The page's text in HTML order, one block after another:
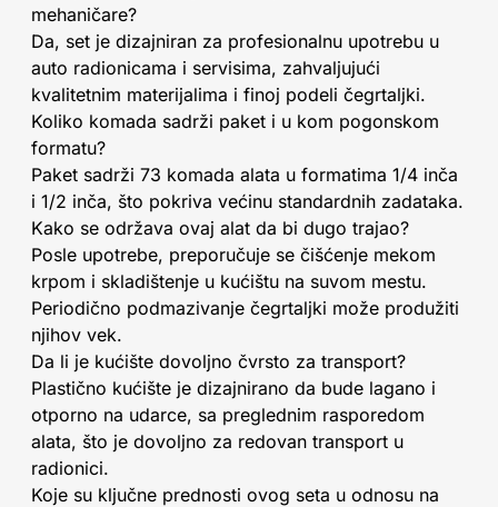
mehaničare?
Da, set je dizajniran za profesionalnu upotrebu u
auto radionicama i servisima, zahvaljujući
kvalitetnim materijalima i finoj podeli čegrtaljki.
Koliko komada sadrži paket i u kom pogonskom
formatu?
Paket sadrži 73 komada alata u formatima 1/4 inča
i 1/2 inča, što pokriva većinu standardnih zadataka.
Kako se održava ovaj alat da bi dugo trajao?
Posle upotrebe, preporučuje se čišćenje mekom
krpom i skladištenje u kućištu na suvom mestu.
Periodično podmazivanje čegrtaljki može produžiti
njihov vek.
Da li je kućište dovoljno čvrsto za transport?
Plastično kućište je dizajnirano da bude lagano i
otporno na udarce, sa preglednim rasporedom
alata, što je dovoljno za redovan transport u
radionici.
Koje su ključne prednosti ovog seta u odnosu na